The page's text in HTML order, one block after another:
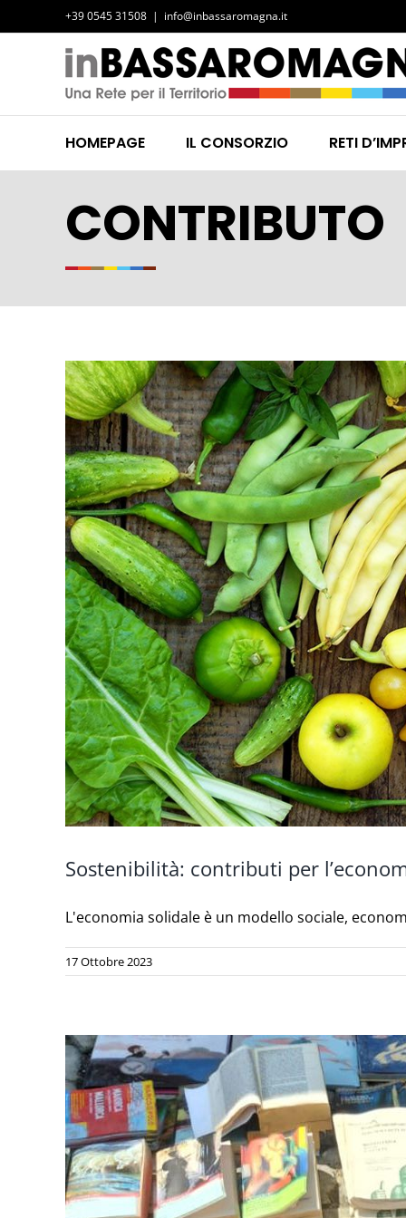
al
contenuto
+39 0545 31508 | info@inbassaromagna.it
HOMEPAGE IL CONSORZIO RETI
CONTRIBUTO
Sostenibilità: contributi per
L'economia solidale è un modello sociale,
17 Ottobre 2023